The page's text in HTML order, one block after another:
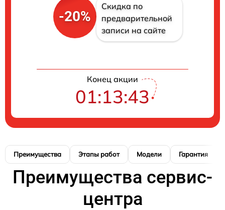
-20%
Скидка по
предварительной
записи на сайте
Конец акции
01:13:42
Преимущества Этапы работ Модели Гарантия
Преимущества сервис-
центра